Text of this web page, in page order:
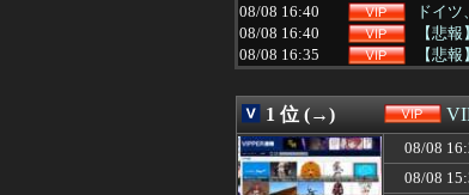
08/08 16:40
ドイ
08/08 16:40
【悲
08/08 16:35
【悲
08/08 16:34
【悲報
08/08 16:32
【動画
08/08 16:31
【悲報
08/08 16:30
ホーム
08/08 16:28
【悲報
1 位 (→)
08/08
08/08